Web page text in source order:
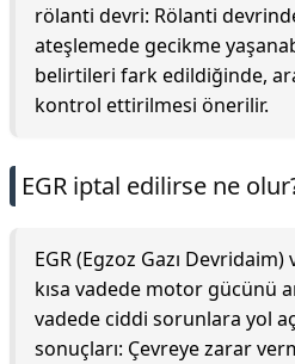
rölanti devri: Rölanti
ateşlemede gecikme
belirtileri fark edildiğinde,
kontrol ettirilmesi önerilir.
EGR iptal edilirse ne
EGR (Egzoz Gazı
kısa vadede motor gücünü
vadede ciddi sorunlara yol
sonuçları: Çevreye zarar